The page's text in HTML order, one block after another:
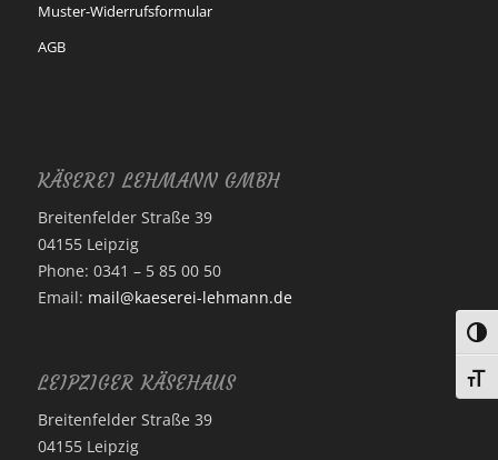
Muster-Widerrufsformular
AGB
KÄSEREI LEHMANN GMBH
Breitenfelder Straße 39
04155 Leipzig
Phone: 0341 – 5 85 00 50
Email: mail@kaeserei-lehmann.de
LEIPZIGER KÄSEHAUS
Breitenfelder Straße 39
04155 Leipzig